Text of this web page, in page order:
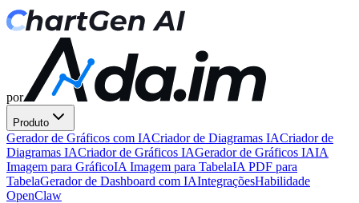
por
Produto
Gerador de Gráficos com IACriador de Diagramas IACriador de
Diagramas IACriador de Gráficos IAGerador de Gráficos IAIA
Imagem para GráficoIA Imagem para TabelaIA PDF para
TabelaGerador de Dashboard com IAIntegraçõesHabilidade
OpenClaw